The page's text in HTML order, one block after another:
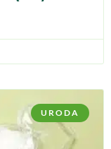
URODA